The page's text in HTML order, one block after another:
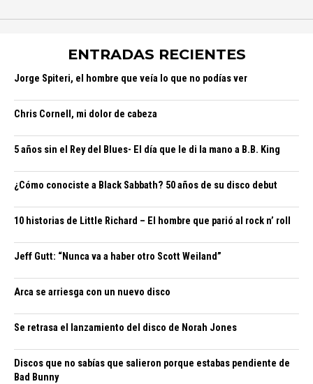
ENTRADAS RECIENTES
Jorge Spiteri, el hombre que veía lo que no podías ver
Chris Cornell, mi dolor de cabeza
5 años sin el Rey del Blues- El día que le di la mano a B.B. King
¿Cómo conociste a Black Sabbath? 50 años de su disco debut
10 historias de Little Richard – El hombre que parió al rock n’ roll
Jeff Gutt: “Nunca va a haber otro Scott Weiland”
Arca se arriesga con un nuevo disco
Se retrasa el lanzamiento del disco de Norah Jones
Discos que no sabías que salieron porque estabas pendiente de
Bad Bunny